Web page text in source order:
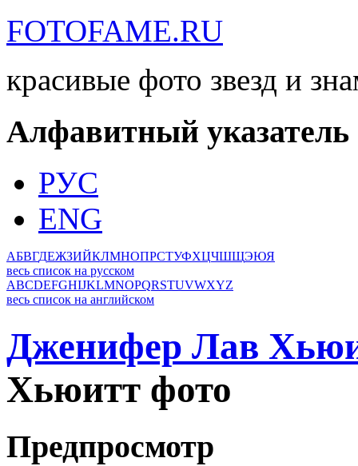
FOTOFAME.RU
красивые фото звезд и
Алфавитный указатель
РУС
ENG
АБВГДЕЖЗИЙКЛМНОПРСТУФХЦЧШЩЭЮЯ
весь список на русском
ABCDEFGHIJKLMNOPQRSTUVWXYZ
весь список на английском
Дженифер Лав
Хьюитт фото
Предпросмотр